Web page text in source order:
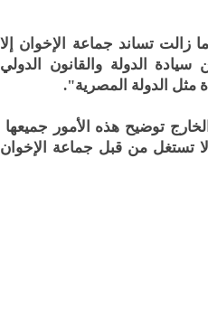
تساند جماعة الإخوان إلا
الدولة والقانون الدولي
مثل الدولة المصرية".
توضيح هذه الأمور جميعها
تستغل من قبل جماعة الإخوان